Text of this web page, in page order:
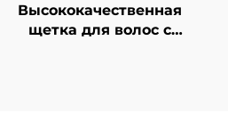
Высококачественная
щетка для волос с